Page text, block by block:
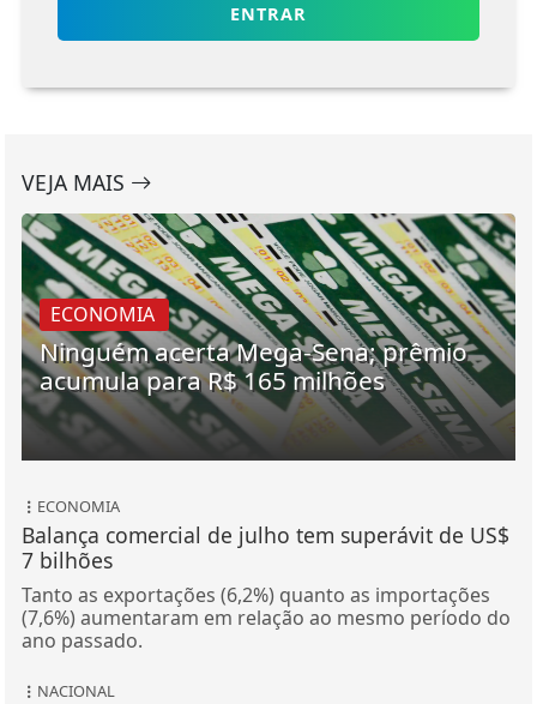
ENTRAR
VEJA MAIS
ECONOMIA
Ninguém acerta Mega-Sena; prêmio
acumula para R$ 165 milhões
ECONOMIA
Balança comercial de julho tem superávit de US$
7 bilhões
Tanto as exportações (6,2%) quanto as importações
(7,6%) aumentaram em relação ao mesmo período do
ano passado.
NACIONAL